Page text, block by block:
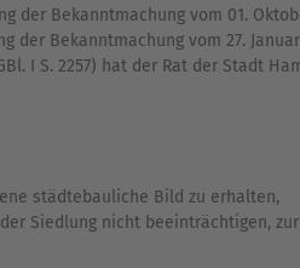
Bekanntmachung vom 01. Oktober
Bekanntmachung vom 27. Januar
I S. 2257) hat der Rat der Stadt
städtebauliche Bild zu erhalten,
Siedlung nicht beeinträchtigen,